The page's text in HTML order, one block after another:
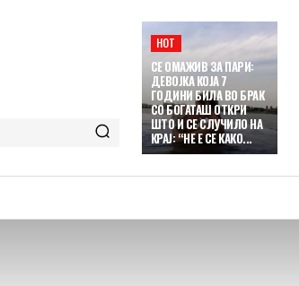
HOT
СЕ ОМАЖИВ ЗА ПАРИ:
ДЕВОЈКА КОЈА 7
ГОДИНИ БИЛА ВО БРАК
СО БОГАТАШ ОТКРИ
ШТО И СЕ СЛУЧИЛО НА
КРАЈ: “НЕ Е СЕ КАКО...